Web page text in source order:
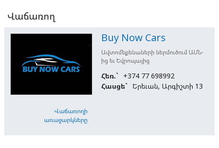
Վաճառող
Վաճառողի
առաջարկները
Buy Now Cars
Ավտոմեքենաների ներմուծում ԱՄՆ-
ից եւ Եվրոպայից
Հեռ.` +374 77 698992
Հասցե` Երեւան, Արգիշտի 13